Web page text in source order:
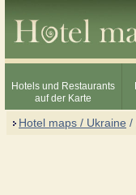
Hotels und Restaurants
auf der Karte
Hotel maps / Ukraine /